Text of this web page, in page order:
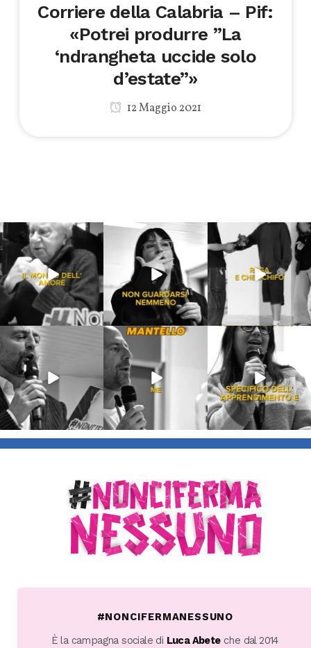
Corriere della Calabria – Pif:
«Potrei produrre ”La
‘ndrangheta uccide solo
d’estate”»
12 Maggio 2021
Lug 31
213 4
Lug 16
53 1
Lug 13
199 10
Lug 9
54
Giu 21 Giu 18
871
#NONCIFERMANESSUNO
È la campagna sociale di Luca Abeteche dal 2014